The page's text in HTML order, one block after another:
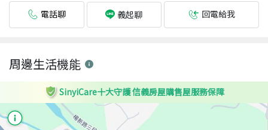
電話聊 義起聊 回電給我
周邊生活機能
SinyiCare十大守護 信義房屋購售屋服務保障